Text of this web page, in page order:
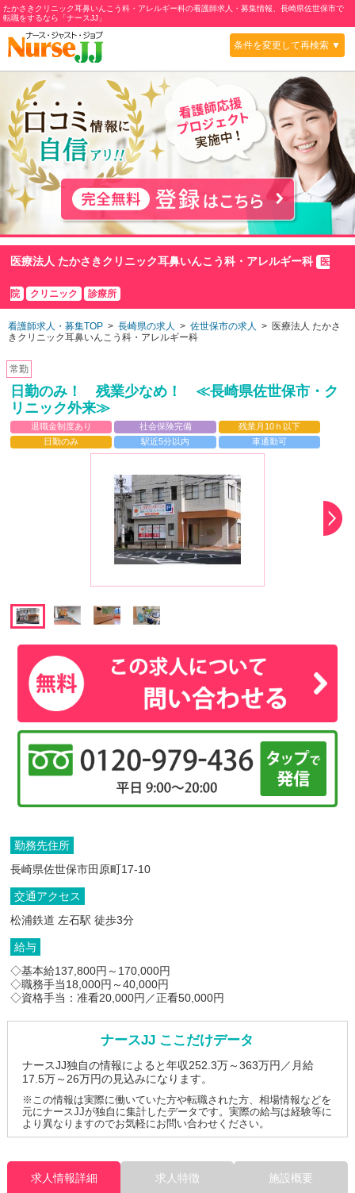
たかさきクリニック耳鼻いんこう科・アレルギー科の看護師求人・募集情報、長崎県佐世保市で
転職をするなら「ナースJJ」
条件を変更して再検索 ▼
医療法人 たかさきクリニック耳鼻いんこう科・アレルギー科 医
院 クリニック 診療所
看護師求人・募集TOP > 長崎県の求人 > 佐世保市の求人 > 医療法人 たかさ
きクリニック耳鼻いんこう科・アレルギー科
常勤
日勤のみ！ 残業少なめ！ ≪長崎県佐世保市・ク
リニック外来≫
退職金制度あり 社会保険完備
残業月10ｈ以下
日勤のみ
駅近5分以内 車通勤可
勤務先住所
長崎県佐世保市田原町17-10
交通アクセス
松浦鉄道 左石駅 徒歩3分
給与
◇基本給137,800円～170,000円
◇職務手当18,000円～40,000円
◇資格手当：准看20,000円／正看50,000円
ナースJJ ここだけデータ
ナースJJ独自の情報によると年収252.3万～363万円／月給
17.5万～26万円の見込みになります。
※この情報は実際に働いていた方や転職された方、相場情報などを
元にナースJJが独自に集計したデータです。実際の給与は経験等に
より異なりますのでお気軽にお問い合わせください。
求人情報詳細 求人特徴 施設概要